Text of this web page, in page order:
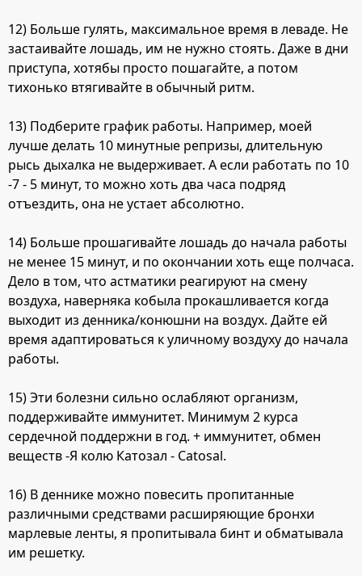
12) Больше гулять, максимальное время в леваде. Не
застаивайте лошадь, им не нужно стоять. Даже в дни
приступа, хотябы просто пошагайте, а потом
тихонько втягивайте в обычный ритм.
13) Подберите график работы. Например, моей
лучше делать 10 минутные репризы, длительную
рысь дыхалка не выдерживает. А если работать по 10
-7 - 5 минут, то можно хоть два часа подряд
отъездить, она не устает абсолютно.
14) Больше прошагивайте лошадь до начала работы
не менее 15 минут, и по окончании хоть еще полчаса.
Дело в том, что астматики реагируют на смену
воздуха, наверняка кобыла прокашливается когда
выходит из денника/конюшни на воздух. Дайте ей
время адаптироваться к уличному воздуху до начала
работы.
15) Эти болезни сильно ослабляют организм,
поддерживайте иммунитет. Минимум 2 курса
сердечной поддержни в год. + иммунитет, обмен
веществ -Я колю Катозал - Catosal.
16) В деннике можно повесить пропитанные
различными средствами расширяющие бронхи
марлевые ленты, я пропитывала бинт и обматывала
им решетку.